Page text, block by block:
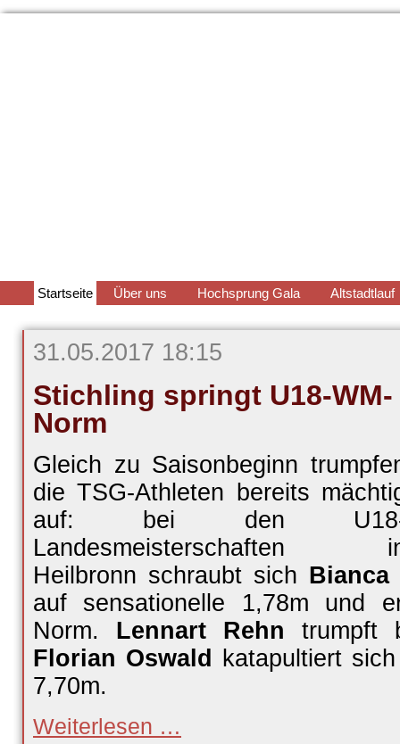
Navigation
überspringen
Startseite Über uns Hochsprung Gala Altstadtlauf
31.05.2017 18:15
Stichling springt U18-WM-
Norm
Gleich zu Saisonbeginn
die TSG-Athleten bereits
auf: bei den
Landesmeisterschaften
Heilbronn schraubt sich
auf sensationelle 1,78m und
Norm. Lennart Rehn trumpft
Florian Oswald
katapultiert
7,70m.
Weiterlesen …springt